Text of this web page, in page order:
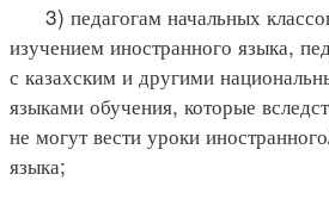
3) педагогам начальных
изучением иностранного языка,
с казахским и другими
языками обучения, которые
не могут вести уроки
языка;